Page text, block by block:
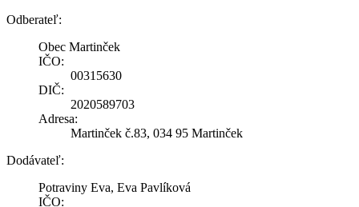
Odberateľ:
Obec Martinček
IČO:
00315630
DIČ:
2020589703
Adresa:
Martinček č.83, 034 95 Martinček
Dodávateľ:
Potraviny Eva, Eva Pavlíková
IČO: